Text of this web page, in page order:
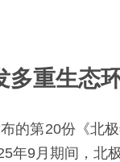
多重生态
的第20份《北
9月期间，北